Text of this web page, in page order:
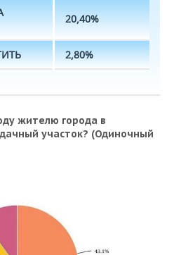
20,40%
2,80%
жителю города в
участок? (Одиночный